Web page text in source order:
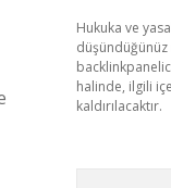
Hukuka ve
halinde, ilgili
kaldırılacaktır.